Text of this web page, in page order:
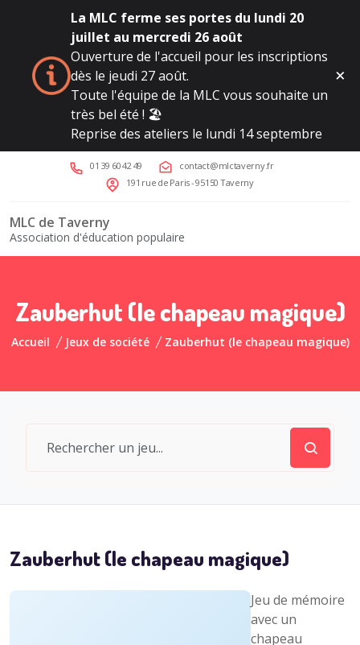
La MLC ferme ses portes du lundi 20
juillet au mercredi 26 août
Ouverture de l'accueil pour les inscriptions
dès le jeudi 27 août.
Toute l'équipe de la MLC vous souhaite un
très bel été ! 🏖️
Reprise des ateliers le lundi 14 septembre
01 39 60 42 49
contact@mlctaverny.fr
191 rue de Paris - 95150 Taverny
MLC de Taverny
Association d'éducation populaire
Zauberhut (le chapeau magique)
Accueil Jeux de société Zauberhut (le chapeau magique)
Zauberhut (le chapeau magique)
Jeu de mémoire
avec un
chapeau